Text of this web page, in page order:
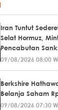
Iran Tuntut
Selat Hormuz,
Pencabutan
09/08/2026 08:00
Berkshire
Belanja Saham
09/08/2026 07:30